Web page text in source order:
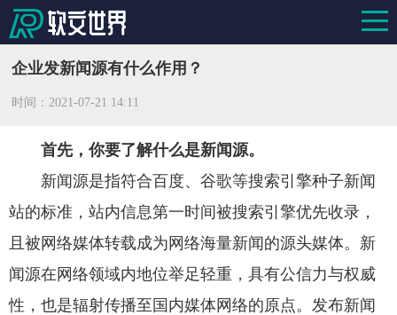
企业发新闻源有什么作用？
时间：2021-07-21 14:11
首先，你要了解什么是新闻源。
新闻源是指符合百度、谷歌等搜索引擎种子新闻
站的标准，站内信息第一时间被搜索引擎优先收录，
且被网络媒体转载成为网络海量新闻的源头媒体。新
闻源在网络领域内地位举足轻重，具有公信力与权威
性，也是辐射传播至国内媒体网络的原点。发布新闻